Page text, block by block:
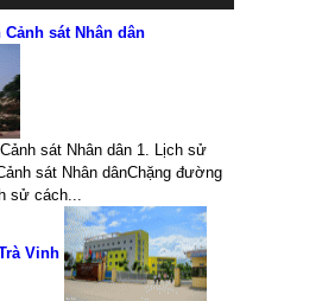
sát Nhân dân
sát Nhân dân 1. Lịch sử
sát Nhân dânChặng đường
sử cách...
Vinh